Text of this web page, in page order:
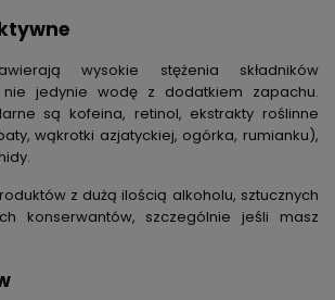
wysokie stężenia składników
jedynie wodę z dodatkiem zapachu.
są kofeina, retinol, ekstrakty roślinne
wąkrotki azjatyckiej, ogórka, rumianku),
z dużą ilością alkoholu, sztucznych
konserwantów, szczególnie jeśli masz